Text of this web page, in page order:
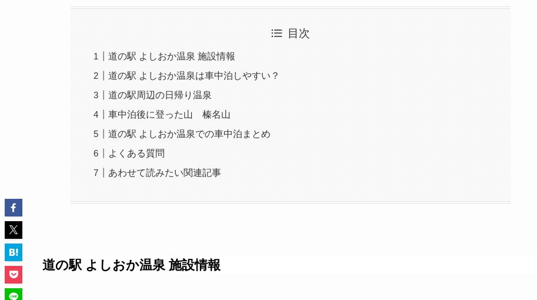
目次
道の駅 よしおか温泉 施設情報
道の駅 よしおか温泉は車中泊しやすい？
道の駅周辺の日帰り温泉
車中泊後に登った山 榛名山
道の駅 よしおか温泉での車中泊まとめ
よくある質問
あわせて読みたい関連記事
道の駅 よしおか温泉 施設情報